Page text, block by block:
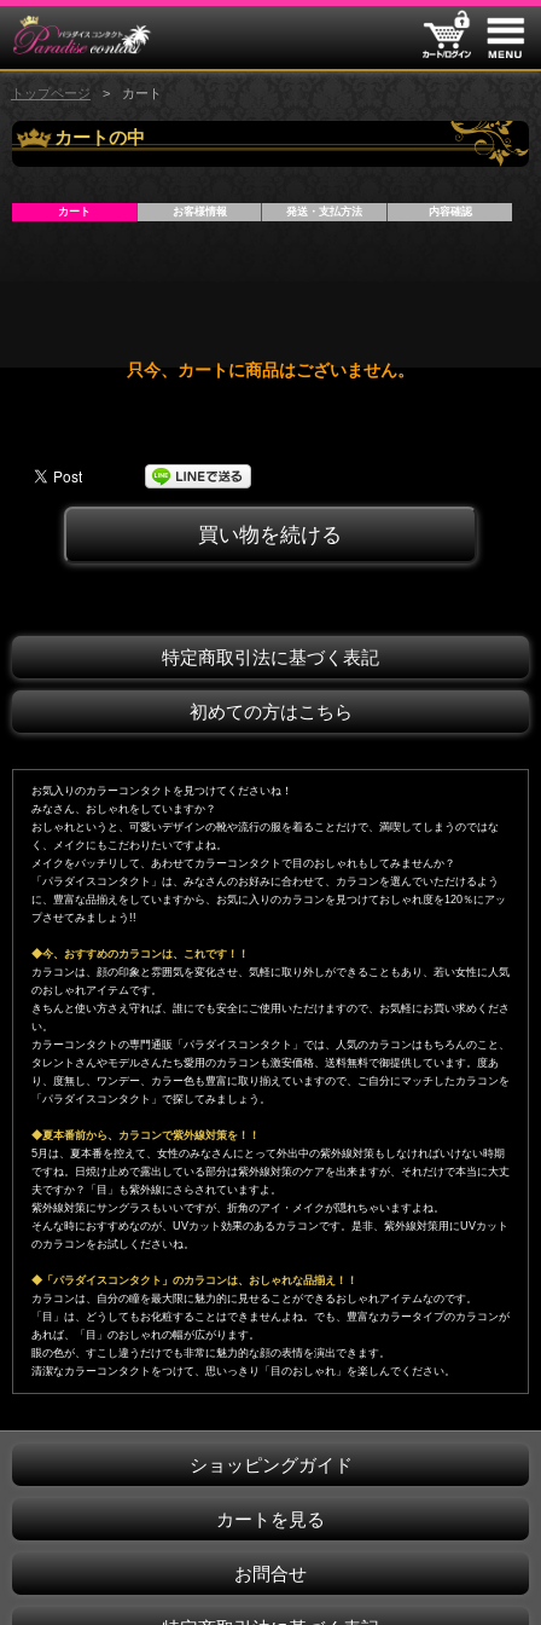
トップページ カート
カートの中
カート お客様情報 発送・支払方法 内容確認
只今、カートに商品はございません。
特定商取引法に基づく表記
初めての方はこちら
お気入りのカラーコンタクトを見つけてくださいね！
みなさん、おしゃれをしていますか？
おしゃれというと、可愛いデザインの靴や流行の服を着ることだけで、満喫してしまうのではな
く、メイクにもこだわりたいですよね。
メイクをバッチリして、あわせてカラーコンタクトで目のおしゃれもしてみませんか？
「パラダイスコンタクト」は、みなさんのお好みに合わせて、カラコンを選んでいただけるよう
に、豊富な品揃えをしていますから、お気に入りのカラコンを見つけておしゃれ度を120％にアッ
プさせてみましょう!!
◆今、おすすめのカラコンは、これです！！
カラコンは、顔の印象と雰囲気を変化させ、気軽に取り外しができることもあり、若い女性に人気
のおしゃれアイテムです。
きちんと使い方さえ守れば、誰にでも安全にご使用いただけますので、お気軽にお買い求めくださ
い。
カラーコンタクトの専門通販「パラダイスコンタクト」では、人気のカラコンはもちろんのこと、
タレントさんやモデルさんたち愛用のカラコンも激安価格、送料無料で御提供しています。度あ
り、度無し、ワンデー、カラー色も豊富に取り揃えていますので、ご自分にマッチしたカラコンを
「パラダイスコンタクト」で探してみましょう。
◆夏本番前から、カラコンで紫外線対策を！！
5月は、夏本番を控えて、女性のみなさんにとって外出中の紫外線対策もしなければいけない時期
ですね。日焼け止めで露出している部分は紫外線対策のケアを出来ますが、それだけで本当に大丈
夫ですか？「目」も紫外線にさらされていますよ。
紫外線対策にサングラスもいいですが、折角のアイ・メイクが隠れちゃいますよね。
そんな時におすすめなのが、UVカット効果のあるカラコンです。是非、紫外線対策用にUVカット
のカラコンをお試しくださいね。
◆「パラダイスコンタクト」のカラコンは、おしゃれな品揃え！！
カラコンは、自分の瞳を最大限に魅力的に見せることができるおしゃれアイテムなのです。
「目」は、どうしてもお化粧することはできませんよね。でも、豊富なカラータイプのカラコンが
あれば、「目」のおしゃれの幅が広がります。
眼の色が、すこし違うだけでも非常に魅力的な顔の表情を演出できます。
清潔なカラーコンタクトをつけて、思いっきり「目のおしゃれ」を楽しんでください。
ショッピングガイド
カートを見る
お問合せ